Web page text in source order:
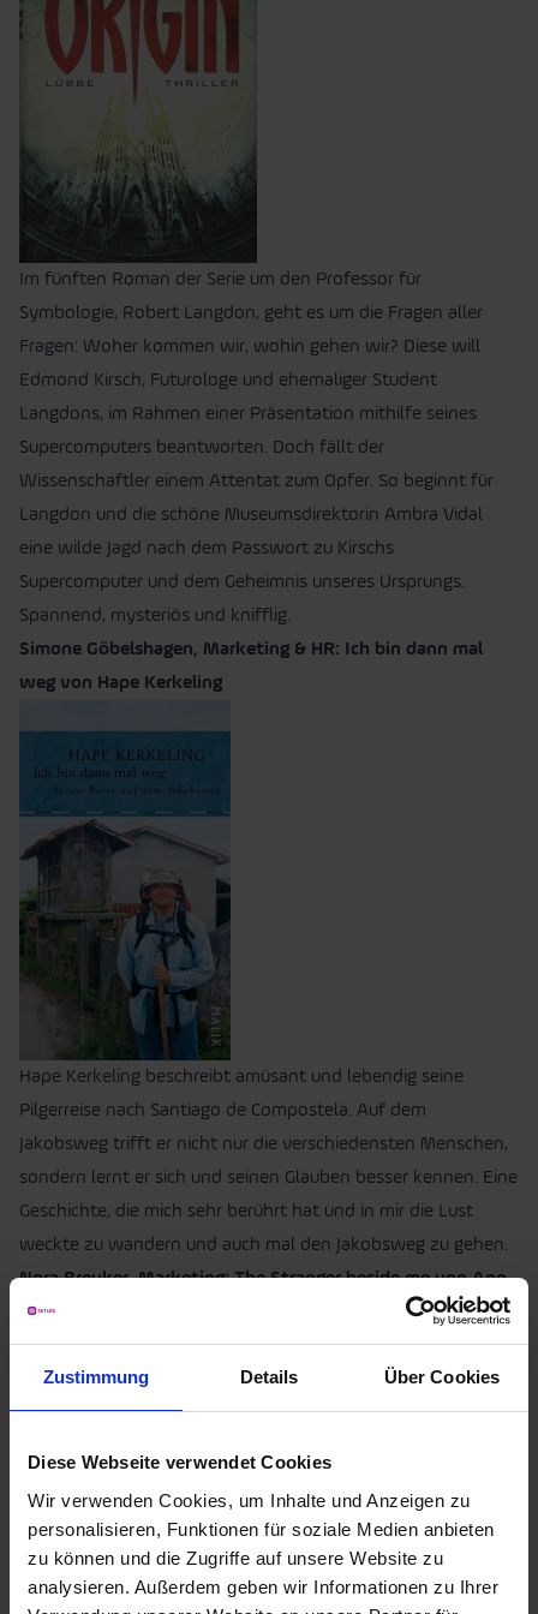
Zustimmung Details Über Cookies
Diese Webseite verwendet Cookies
Wir verwenden Cookies, um Inhalte und Anzeigen zu
personalisieren, Funktionen für soziale Medien anbieten
zu können und die Zugriffe auf unsere Website zu
analysieren. Außerdem geben wir Informationen zu Ihrer
Im fünften Roman der Serie um den Professor für
Symbologie, Robert Langdon, geht es um die Fragen aller
Fragen: Woher kommen wir, wohin gehen wir? Diese will
Edmond Kirsch, Futurologe und ehemaliger Student
Langdons, im Rahmen einer Präsentation mithilfe seines
Supercomputers beantworten. Doch fällt der
Wissenschaftler einem Attentat zum Opfer. So beginnt für
Langdon und die schöne Museumsdirektorin Ambra Vidal
eine wilde Jagd nach dem Passwort zu Kirschs
Supercomputer und dem Geheimnis unseres Ursprungs.
Spannend, mysteriös und knifflig.
Simone Göbelshagen, Marketing & HR: Ich bin dann mal
weg von Hape Kerkeling
Hape Kerkeling beschreibt amüsant und lebendig seine
Pilgerreise nach Santiago de Compostela. Auf dem
Jakobsweg trifft er nicht nur die verschiedensten Menschen,
sondern lernt er sich und seinen Glauben besser kennen. Eine
Geschichte, die mich sehr berührt hat und in mir die Lust
weckte zu wandern und auch mal den Jakobsweg zu gehen.
Nora Breuker, Marketing: The Stranger beside me von Ann
Rule